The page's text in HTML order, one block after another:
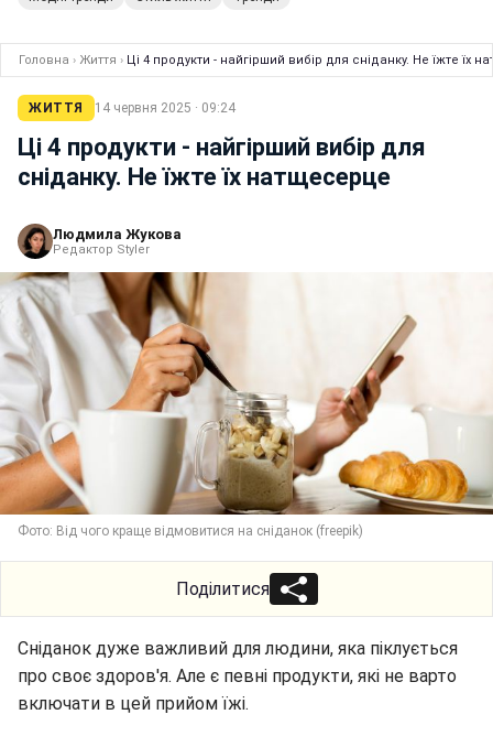
Головна › Життя › Ці 4 продукти - найгірший вибір для сніданку. Не їжте їх
ЖИТТЯ 14 червня 2025 · 09:24
Ці 4 продукти - найгірший вибір для
сніданку. Не їжте їх натщесерце
Людмила Жукова
Редактор Styler
Фото: Від чого краще відмовитися на сніданок (freepik)
Поділитися
Сніданок дуже важливий для людини, яка піклується
про своє здоров'я. Але є певні продукти, які не варто
включати в цей прийом їжі.